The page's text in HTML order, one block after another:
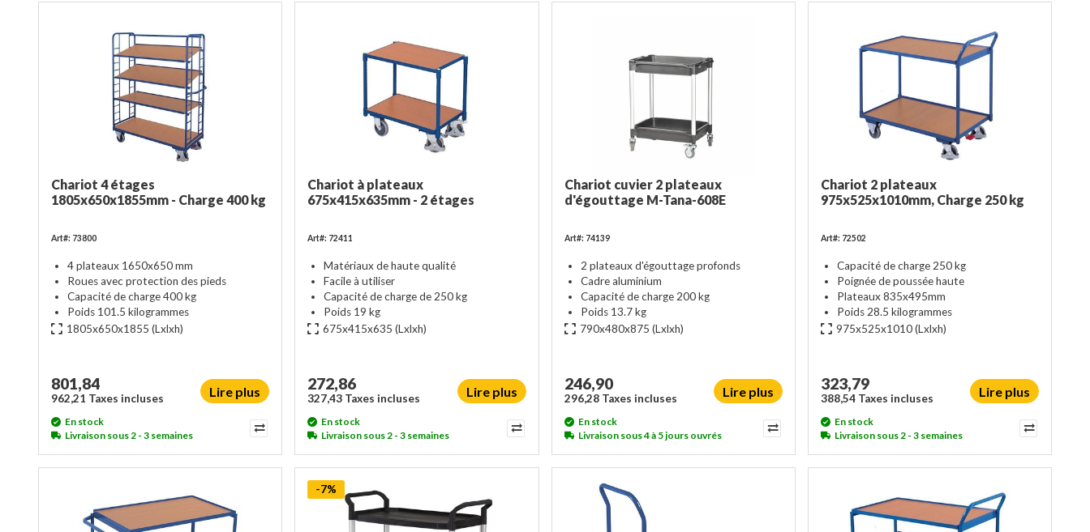
Chariot 4 étages
1805x650x1855mm - Charge 400 kg
Art#: 73800
4 plateaux 1650x650 mm
Roues avec protection des pieds
Capacité de charge 400 kg
Poids 101.5 kilogrammes
1805x650x1855 (Lxlxh)
801,84
962,21 Taxes incluses Lire plus
En stock
Livraison sous 2 - 3 semaines
Chariot à plateaux
675x415x635mm - 2 étages
Art#: 72411
Matériaux de haute qualité
Facile à utiliser
Capacité de charge de 250 kg
Poids 19 kg
675x415x635 (Lxlxh)
272,86
327,43 Taxes incluses Lire plus
En stock
Livraison sous 2 - 3 semaines
Chariot cuvier 2 plateaux
d'égouttage M-Tana-608E
Art#: 74139
2 plateaux d'égouttage profonds
Cadre aluminium
Capacité de charge 200 kg
Poids 13.7 kg
790x480x875 (Lxlxh)
246,90
296,28 Taxes incluses Lire plus
En stock
Livraison sous 4 à 5 jours ouvrés
Chariot 2 plateaux
975x525x1010mm, Charge 250 kg
Art#: 72502
Capacité de charge 250 kg
Poignée de poussée haute
Plateaux 835x495mm
Poids 28.5 kilogrammes
975x525x1010(Lxlxh)
323,79
388,54 Taxes incluses Lire plus
En stock
Livraison sous 2 - 3 semaines
-7%